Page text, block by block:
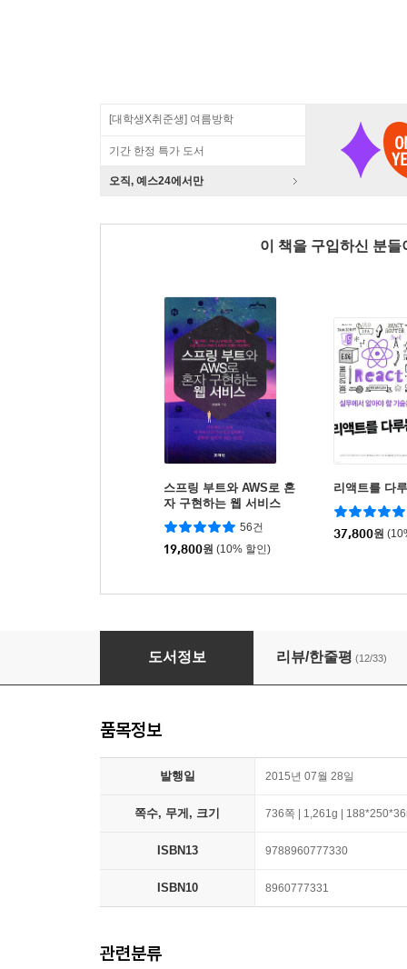
[대학생X취준생] 여름방학
기간 한정 특가 도서
오직, 예스24에서만
이 책을 구입하신 분
스프링 부트와 AWS로 혼
자 구현하는 웹 서비스
56건
19,800원 (10% 할인)
리액트를 다
37,800원
자바 ORM 표준 JPA 프로그래밍
도서정보 리뷰/한줄평 (12/33)
품목정보
발행일 2015년 07월 28일
쪽수, 무게, 크기 736쪽 | 1,261g |
ISBN13 9788960777330
ISBN10 8960777331
관련분류